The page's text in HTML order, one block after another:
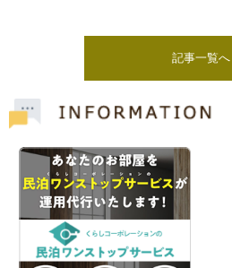
記事一覧へ